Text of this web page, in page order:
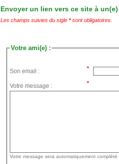
Envoyer un lien vers ce site à
Les champs suivies du sigle *sont obligatoires.
Votre ami(e) :
Son email :
Votre message :